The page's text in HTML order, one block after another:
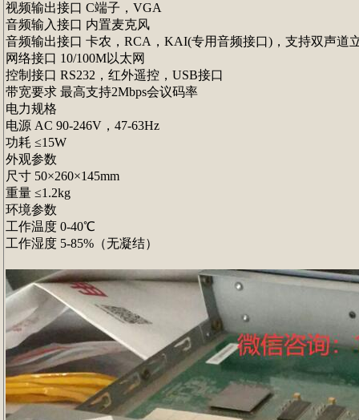
视频输出接口 C端子，VGA
音频输入接口 内置麦克风
音频输出接口 卡农，RCA，KAI(专用音频接口)，支持双声道
网络接口 10/100M以太网
控制接口 RS232，红外遥控，USB接口
带宽要求 最高支持2Mbps会议码率
电力规格
电源 AC 90-246V，47-63Hz
功耗 ≤15W
外观参数
尺寸 50×260×145mm
重量 ≤1.2kg
环境参数
工作温度 0-40℃
工作湿度 5-85%（无凝结）